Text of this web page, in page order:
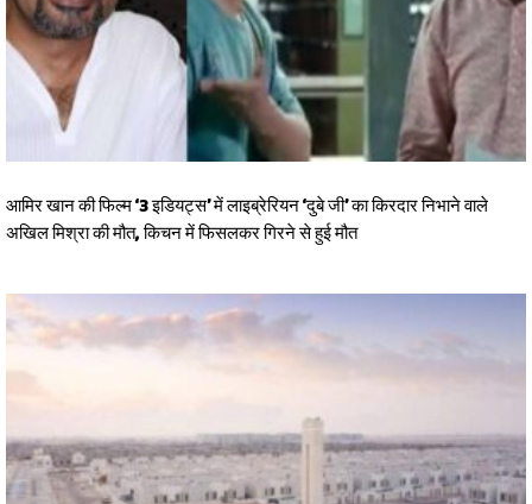
आमिर खान की फिल्म ‘3 इडियट्स’ में लाइब्रेरियन ‘दुबे जी’ का किरदार निभाने वाले
अखिल मिश्रा की मौत, किचन में फिसलकर गिरने से हुई मौत